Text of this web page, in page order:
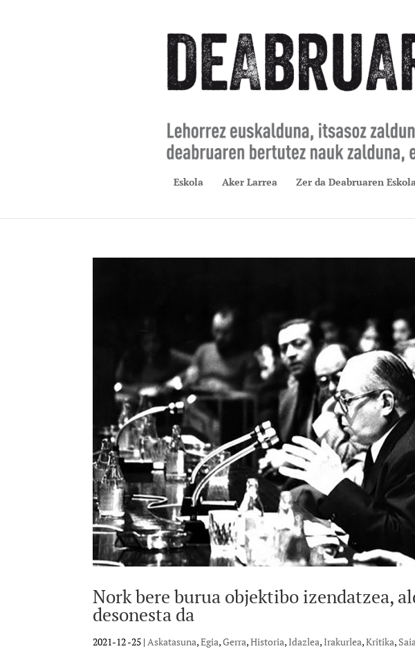
Eskola Aker Larrea Zer da Deabruaren
Nork bere burua objektibo izendatzea,
desonesta da
2021-12 -25 | Askatasuna,Egia,Gerra,Historia,Idazlea,Irakurlea,Kritika,